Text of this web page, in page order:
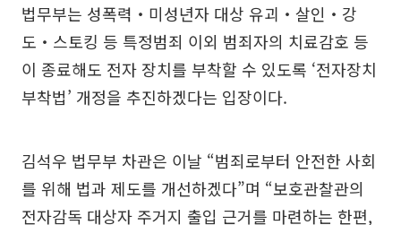
법무부는 성폭력‧미성년자 대상 유괴‧살인‧강
도‧스토킹 등 특정범죄 이외 범죄자의 치료감호 등
이 종료해도 전자 장치를 부착할 수 있도록 ‘전자장치
부착법’ 개정을 추진하겠다는 입장이다.
김석우 법무부 차관은 이날 “범죄로부터 안전한 사회
를 위해 법과 제도를 개선하겠다”며 “보호관찰관의
전자감독 대상자 주거지 출입 근거를 마련하는 한편,